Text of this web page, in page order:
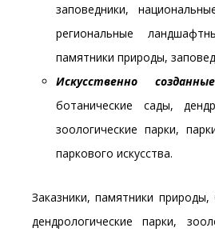
заповедники,
региональные
памятники природы,
Искусственно
ботанические сады,
зоологические парки,
паркового искусства.
Заказники, памятники
дендрологические парки,